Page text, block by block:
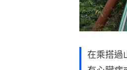
在乘搭過